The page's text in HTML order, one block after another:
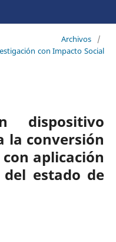
Archivos
/
con Impacto Social
dispositivo
la conversión
aplicación
estado de